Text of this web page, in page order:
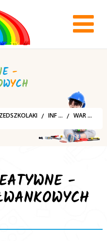
E -
WYCH
INF ... WAR ...
-